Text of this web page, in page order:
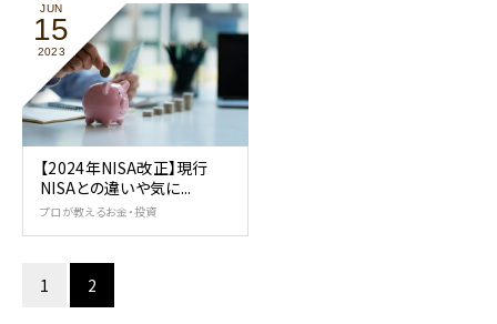
JUN
15
2023
【2024年NISA改正】現行
NISAとの違いや気に...
プロが教えるお金・投資
1 2